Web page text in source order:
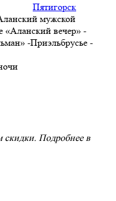
Пятигорск
мужской
«Аланский вечер» -
-Приэльбрусье -
скидки. Подробнее в